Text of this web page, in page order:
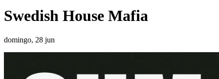
Swedish House Mafia
domingo, 28 jun